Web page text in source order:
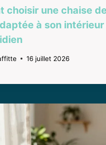
choisir une chaise de
à son intérieur
16 juillet 2026